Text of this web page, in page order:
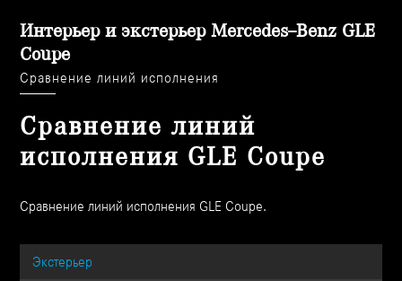
Интерьер и экстерьер Mercedes–Benz GLE
Coupe
Сравнение линий исполнения
Сравнение линий
исполнения GLE Coupe
Сравнение линий исполнения GLE Coupe.
Экстерьер